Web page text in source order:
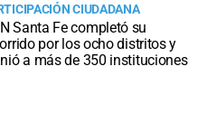
CIUDADANA
Santa Fe completó su
por los ocho distritos y
a más de 350 instituciones